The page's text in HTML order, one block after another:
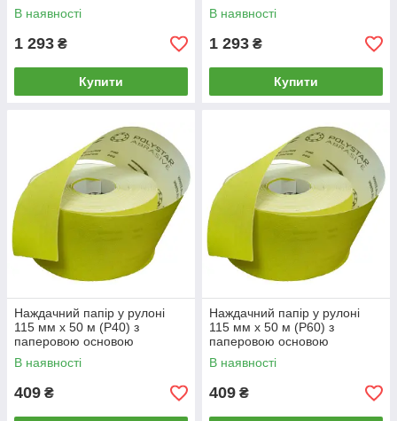
В наявності
1 293 ₴
Купити
В наявності
1 293 ₴
Купити
Наждачний папір у рулоні
115 мм х 50 м (P40) з
паперовою основою
В наявності
409 ₴
Наждачний папір у рулоні
115 мм х 50 м (P60) з
паперовою основою
В наявності
409 ₴